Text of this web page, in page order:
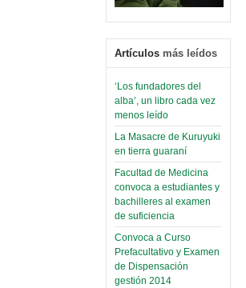
Artículos más leídos
‘Los fundadores del
alba’, un libro cada vez
menos leído
La Masacre de Kuruyuki
en tierra guaraní
Facultad de Medicina
convoca a estudiantes y
bachilleres al examen
de suficiencia
Convoca a Curso
Prefacultativo y Examen
de Dispensación
gestión 2014